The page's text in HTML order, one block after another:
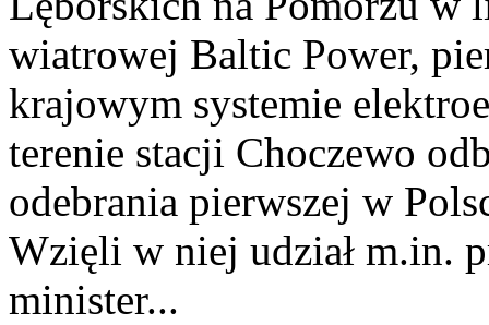
wiatrowej Baltic Power,
krajowym systemie
terenie stacji Choczewo
odebrania pierwszej w
Wzięli w niej udział m.in.
minister...